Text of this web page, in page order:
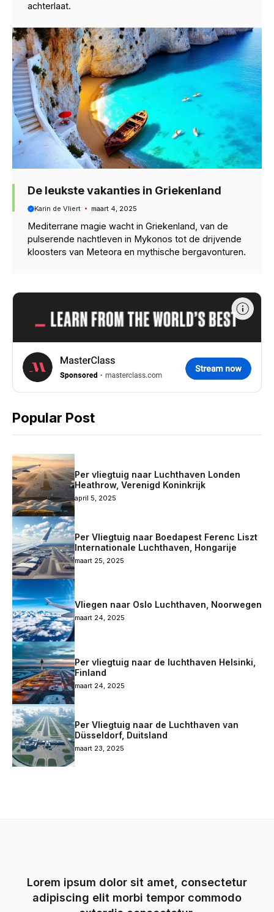
achterlaat.
De leukste vakanties in Griekenland
Karin de Vliert maart 4, 2025
Mediterrane magie wacht in Griekenland, van de
pulserende nachtleven in Mykonos tot de drijvende
kloosters van Meteora en mythische bergavonturen.
Popular Post
Per vliegtuig naar Luchthaven Londen
Heathrow, Verenigd Koninkrijk
april 5, 2025
Per Vliegtuig naar Boedapest Ferenc Liszt
Internationale Luchthaven, Hongarije
maart 25, 2025
Vliegen naar Oslo Luchthaven, Noorwegen
maart 24, 2025
Per vliegtuig naar de luchthaven Helsinki,
Finland
maart 24, 2025
Per Vliegtuig naar de Luchthaven van
Düsseldorf, Duitsland
maart 23, 2025
Lorem ipsum dolor sit amet, consectetur
adipiscing elit morbi tempor commodo